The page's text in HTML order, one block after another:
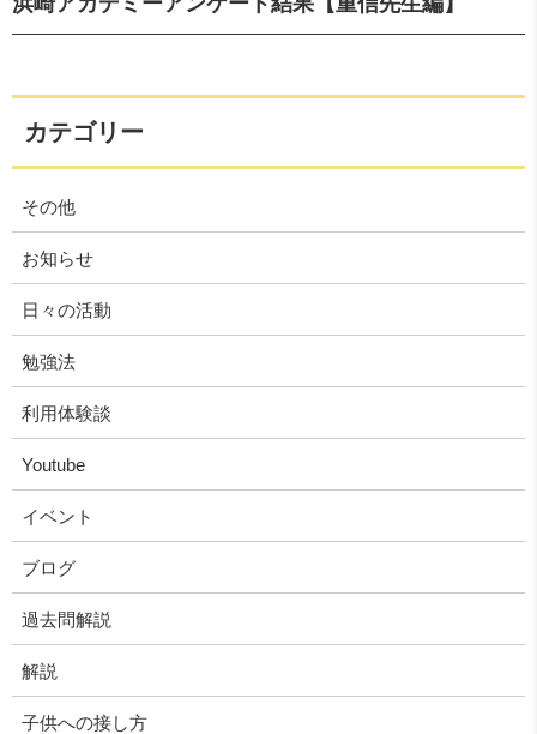
カテゴリー
その他
お知らせ
日々の活動
勉強法
利用体験談
Youtube
イベント
ブログ
過去問解説
解説
子供への接し方